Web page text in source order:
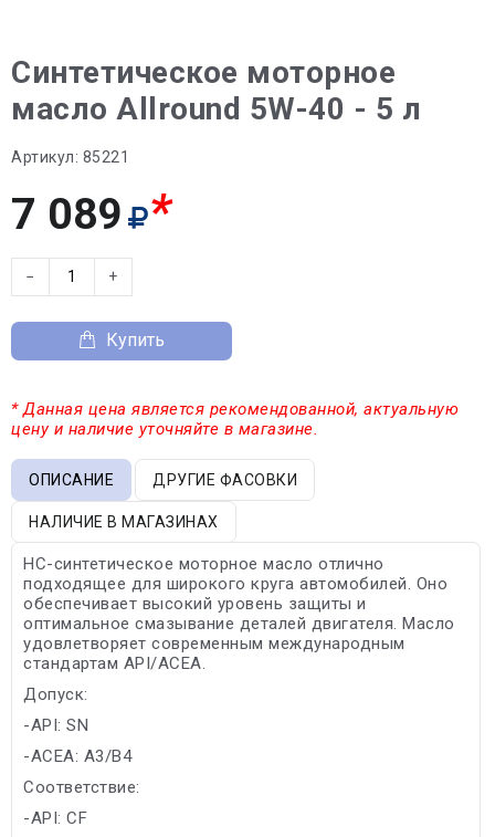
Синтетическое моторное
масло Allround 5W-40 - 5 л
Артикул: 85221
7 089 *
− +
Купить
* Данная цена является рекомендованной, актуальную
цену и наличие уточняйте в магазине.
ОПИСАНИЕ ДРУГИЕ ФАСОВКИ
НАЛИЧИЕ В МАГАЗИНАХ
HC-синтетическое моторное масло отлично
подходящее для широкого круга автомобилей. Оно
обеспечивает высокий уровень защиты и
оптимальное смазывание деталей двигателя. Масло
удовлетворяет современным международным
стандартам API/ACEA.
Допуск:
-API: SN
-ACEA: A3/B4
Соответствие:
-API: CF